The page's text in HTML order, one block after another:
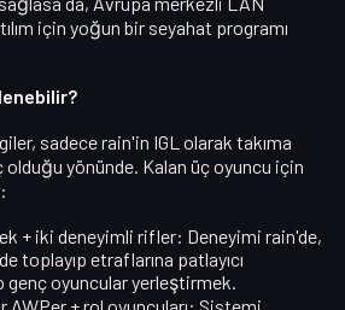
için yoğun bir seyahat programı
sadecerain'in IGL olarak takıma
olduğu yönünde. Kalan üç oyuncu için
+ iki deneyimli rifler: Deneyimi rain'de,
toplayıp etraflarına patlayıcı
genç oyuncular yerleştirmek.